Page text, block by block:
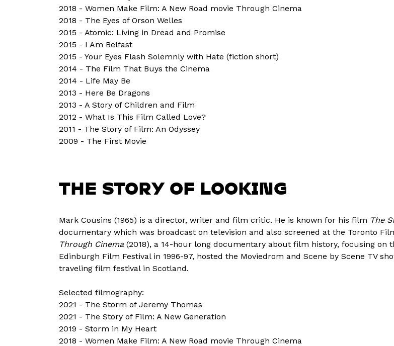
2018 - Women Make Film: A New Road movie Through Cinema
2018 - The Eyes of Orson Welles
2015 - Atomic: Living in Dread and Promise
2015 - I Am Belfast
2015 - Your Eyes Flash Solemnly with Hate (fiction short)
2014 - The Film That Buys the Cinema
2014 - Life May Be
2013 - Here Be Dragons
2013 - A Story of Children and Film
2012 - What Is This Film Called Love?
2011 - The Story of Film: An Odyssey
2009 - The First Movie
THE STORY OF LOOKING
Mark Cousins (1965) is a director, writer and film critic. He is known for his film The
documentary which was broadcast on television and also screened at the Toronto
Through Cinema (2018), a 14-hour long documentary about film history, focusing
Edinburgh Film Festival in 1996-97, hosted the Moviedrom and Scene by Scene TV
traveling film festival in Scotland.
Selected filmography:
2021 - The Storm of Jeremy Thomas
2021 - The Story of Film: A New Generation
2019 - Storm in My Heart
2018 - Women Make Film: A New Road movie Through Cinema